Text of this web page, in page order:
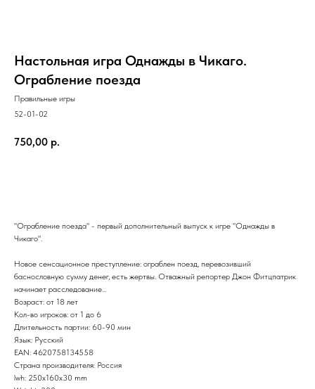
Настольная игра Однажды в Чикаго.
Ограбление поезда
Правильные игры
52-01-02
750,00 р.
"Ограбление поезда" - первый дополнительный выпуск к игре "Однажды в
Чикаго".
Новое сенсационное преступление: ограблен поезд, перевозивший
баснословную сумму денег, есть жертвы. Отважный репортер Джон Фитцпатрик
начинает расследование...
Возраст: от 18 лет
Кол-во игроков: от 1 до 6
Длительность партии: 60-90 мин
Язык: Русский
EAN: 4620758134558
Страна производителя: Россия
lwh: 250x160x30 mm